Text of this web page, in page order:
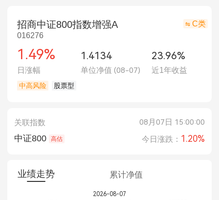
招商中证800指数增强A
016276
C类
1.49% 1.4134 23.96%
日涨幅 单位净值 (08-07) 近1年收益
中高风险 股票型
关联指数
中证800 高估
08月07日 15:00:00
今日涨跌： 1.20%
业绩走势 累计净值
2026-08-07